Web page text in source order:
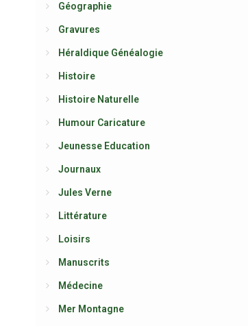
Géographie
Gravures
Héraldique Généalogie
Histoire
Histoire Naturelle
Humour Caricature
Jeunesse Education
Journaux
Jules Verne
Littérature
Loisirs
Manuscrits
Médecine
Mer Montagne